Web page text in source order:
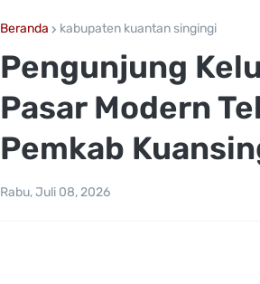
Beranda kabupaten kuantan singingi
Pengunjung
Pasar Modern
Pemkab
Rabu, Juli 08, 2026